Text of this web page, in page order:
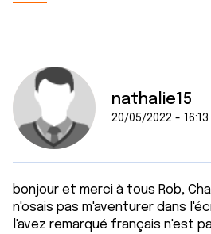
nathalie15
20/05/2022 - 16:13
bonjour et merci à tous Rob,
n'osais pas m'aventurer dans
l'avez remarqué français n'est